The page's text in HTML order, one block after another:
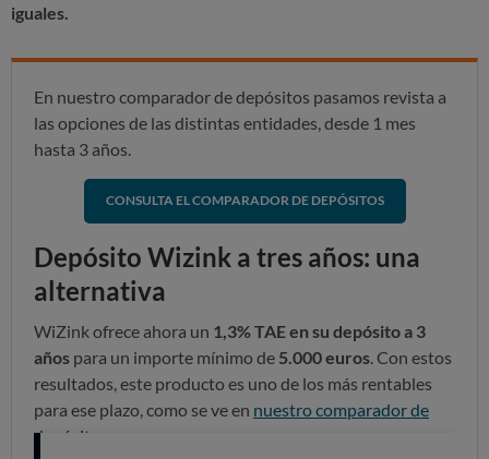
iguales.
En nuestro comparador de depósitos pasamos revista a
las opciones de las distintas entidades, desde 1 mes
hasta 3 años.
CONSULTA EL COMPARADOR DE DEPÓSITOS
Depósito Wizink a tres años: una
alternativa
WiZink ofrece ahora un 1,3% TAE en su depósito a 3
años para un importe mínimo de 5.000 euros . Con estos
resultados, este producto es uno de los más rentables
para ese plazo, como se ve en nuestro comparador de
depósitos